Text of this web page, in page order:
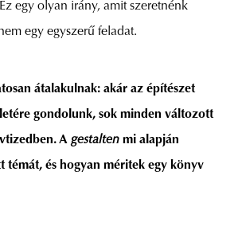
egy olyan irány, amit szeretnénk
egy egyszerű feladat.
átalakulnak: akár az építészet
gondolunk, sok minden változott
A gestalten mi alapján
témát, és hogyan méritek egy könyv